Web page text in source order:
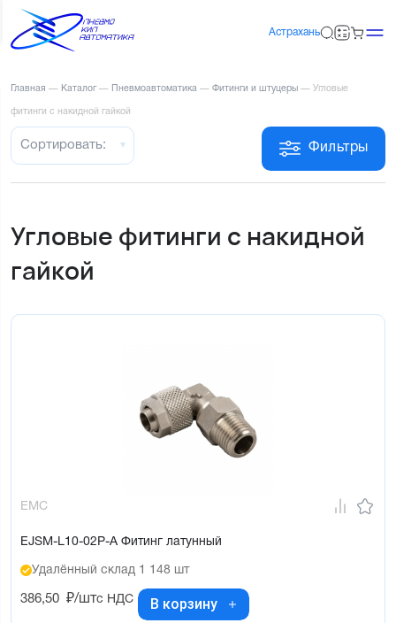
Астрахань
Главная — Каталог — Пневмоавтоматика — Фитинги и штуцеры — Угловые
фитинги с накидной гайкой
Фильтры
Сортировать:
Угловые фитинги с накидной
гайкой
EMC
EJSM-L10-02P-A Фитинг латунный
Удалённый склад 1 148 шт
386,50 ₽/штс НДС В корзину